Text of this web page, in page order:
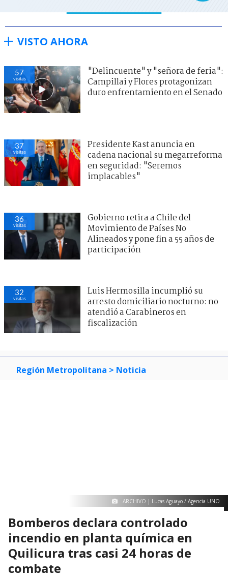
VISTO AHORA
57
visitas
"Delincuente" y "señora de feria":
Campillai y Flores protagonizan
duro enfrentamiento en el Senado
37
visitas
Presidente Kast anuncia en
cadena nacional su megarreforma
en seguridad: "Seremos
implacables"
36
visitas
Gobierno retira a Chile del
Movimiento de Países No
Alineados y pone fin a 55 años de
participación
32
visitas
Luis Hermosilla incumplió su
arresto domiciliario nocturno: no
atendió a Carabineros en
fiscalización
Región Metropolitana > Noticia
ARCHIVO | Lucas Aguayo / Agencia UNO
Bomberos declara controlado
incendio en planta química en
Quilicura tras casi 24 horas de
combate